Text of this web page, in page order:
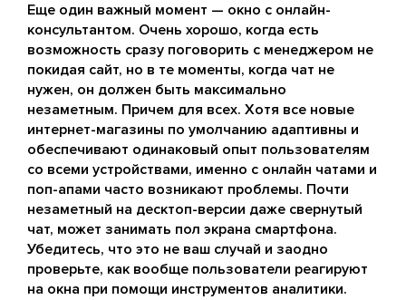
Еще один важный момент — окно с онлайн-
консультантом. Очень хорошо, когда есть
возможность сразу поговорить с менеджером не
покидая сайт, но в те моменты, когда чат не
нужен, он должен быть максимально
незаметным. Причем для всех. Хотя все новые
интернет-магазины по умолчанию адаптивны и
обеспечивают одинаковый опыт пользователям
со всеми устройствами, именно с онлайн чатами и
поп-апами часто возникают проблемы. Почти
незаметный на десктоп-версии даже свернутый
чат, может занимать пол экрана смартфона.
Убедитесь, что это не ваш случай и заодно
проверьте, как вообще пользователи реагируют
на окна при помощи инструментов аналитики.